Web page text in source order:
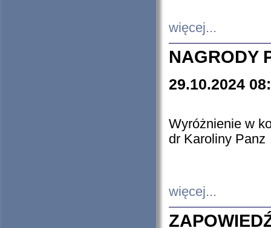
więcej...
NAGRODY
29.10.2024
Wyróżnienie w
dr Karoliny Panz
więcej...